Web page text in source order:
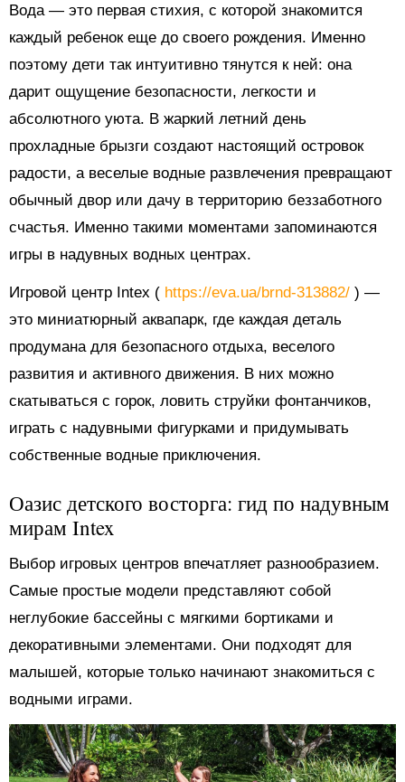
Вода — это первая стихия, с которой знакомится
каждый ребенок еще до своего рождения. Именно
поэтому дети так интуитивно тянутся к ней: она
дарит ощущение безопасности, легкости и
абсолютного уюта. В жаркий летний день
прохладные брызги создают настоящий островок
радости, а веселые водные развлечения превращают
обычный двор или дачу в территорию беззаботного
счастья. Именно такими моментами запоминаются
игры в надувных водных центрах.
Игровой центр Intex ( https://eva.ua/brnd-313882/ ) —
это миниатюрный аквапарк, где каждая деталь
продумана для безопасного отдыха, веселого
развития и активного движения. В них можно
скатываться с горок, ловить струйки фонтанчиков,
играть с надувными фигурками и придумывать
собственные водные приключения.
Оазис детского восторга: гид по надувным
мирам Intex
Выбор игровых центров впечатляет разнообразием.
Самые простые модели представляют собой
неглубокие бассейны с мягкими бортиками и
декоративными элементами. Они подходят для
малышей, которые только начинают знакомиться с
водными играми.